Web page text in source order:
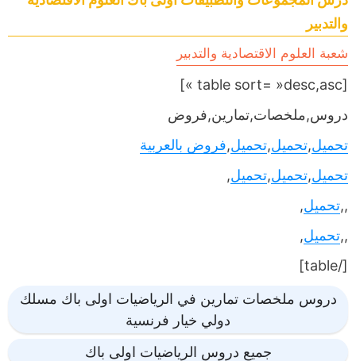
والتدبير
شعبة العلوم الاقتصادية والتدبير
[table sort= »desc,asc »]
دروس,ملخصات,تمارين,فروض
تحميل,تحميل,تحميل,فروض بالعربية
تحميل,تحميل,تحميل,
,,تحميل,
,,تحميل,
[/table]
دروس ملخصات تمارين في الرياضيات اولى باك مسلك
دولي خيار فرنسية
جميع دروس الرياضيات اولى باك